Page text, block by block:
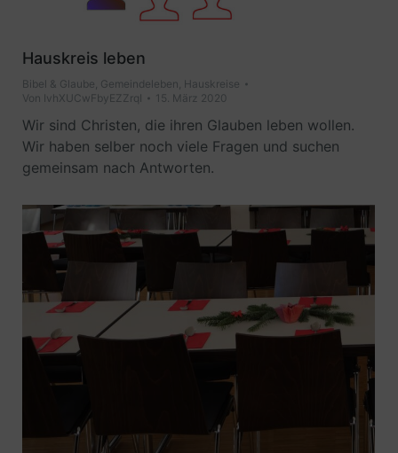
Hauskreis leben
Bibel & Glaube Gemeindeleben Hauskreise
Von IvhXUCwFbyEZZrqI 15. März 2020
Wir sind Christen, die ihren Glauben leben wollen.
Wir haben selber noch viele Fragen und suchen
gemeinsam nach Antworten.